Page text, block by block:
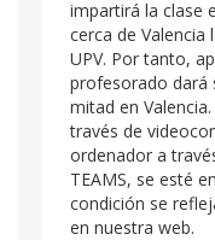
impartirá la clase
cerca de Valencia
UPV. Por tanto,
profesorado dará
mitad en
través de
ordenador a
TEAMS, se esté
condición se
en nuestra web.